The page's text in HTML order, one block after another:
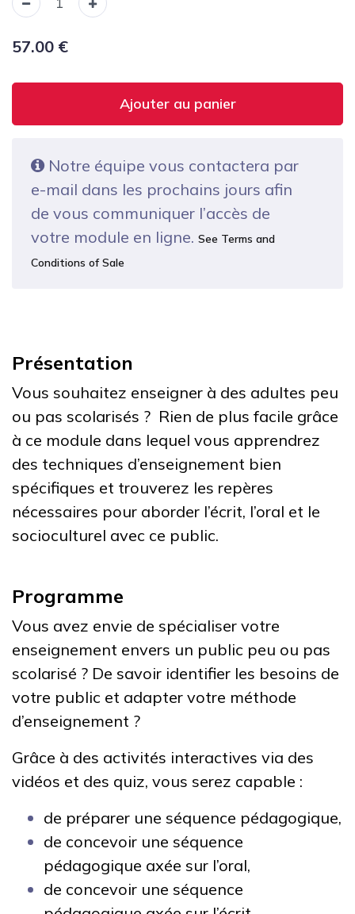
57.00 €
Ajouter au panier
Notre équipe vous contactera par
e-mail dans les prochains jours afin
de vous communiquer l’accès de
votre module en ligne. See Terms and
Conditions of Sale
Présentation
Vous souhaitez enseigner à des adultes peu
ou pas scolarisés ? Rien de plus facile grâce
à ce module dans lequel vous apprendrez
des techniques d’enseignement bien
spécifiques et trouverez les repères
nécessaires pour aborder l’écrit, l’oral et le
socioculturel avec ce public.
Programme
Vous avez envie de spécialiser votre
enseignement envers un public peu ou pas
scolarisé ? De savoir identifier les besoins de
votre public et adapter votre méthode
d’enseignement ?
Grâce à des activités interactives via des
vidéos et des quiz, vous serez capable :
de préparer une séquence pédagogique,
de concevoir une séquence
pédagogique axée sur l’oral,
de concevoir une séquence